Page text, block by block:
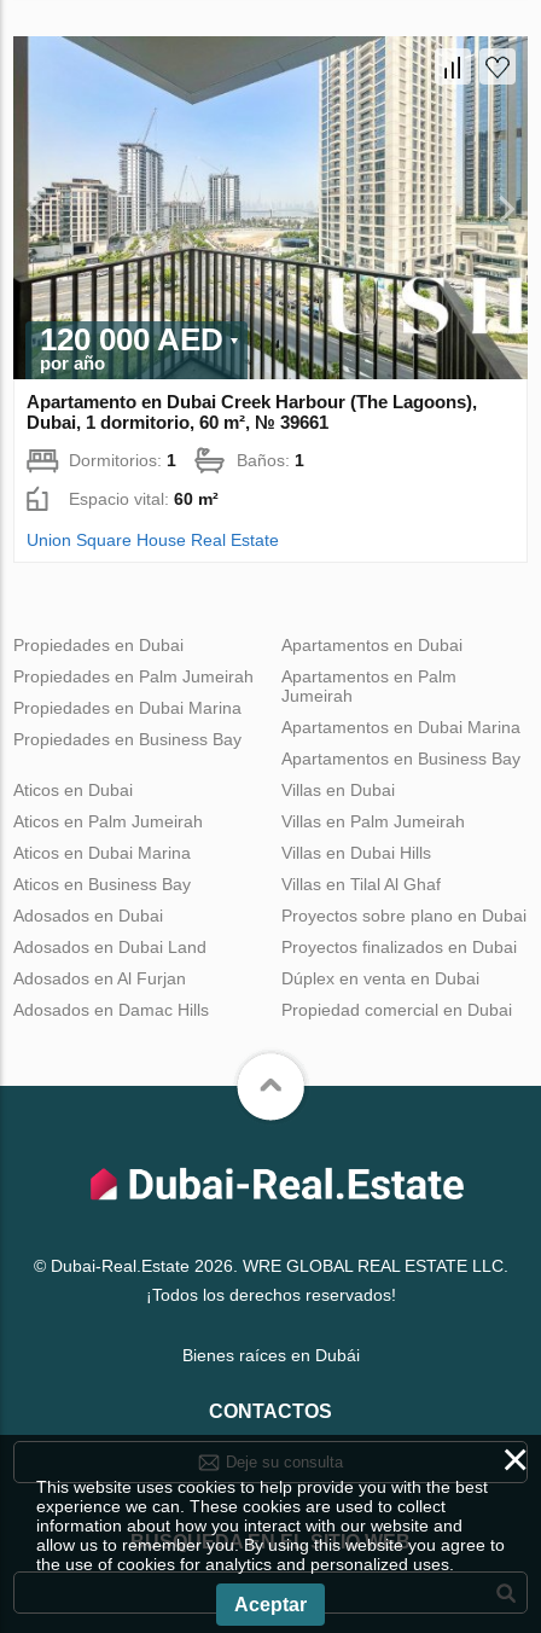
120 000 AED
por año
Apartamento en Dubai Creek Harbour (The Lagoons),
Dubai, 1 dormitorio, 60 m², № 39661
Dormitorios: 1 Baños: 1
Espacio vital:60 m²
Union Square House Real Estate
Propiedades en Dubai
Propiedades en Palm Jumeirah
Propiedades en Dubai Marina
Propiedades en Business Bay
Apartamentos en Dubai
Apartamentos en Palm
Jumeirah
Apartamentos en Dubai Marina
Apartamentos en Business Bay
Aticos en Dubai
Aticos en Palm Jumeirah
Aticos en Dubai Marina
Aticos en Business Bay
Villas en Dubai
Villas en Palm Jumeirah
Villas en Dubai Hills
Villas en Tilal Al Ghaf
Adosados en Dubai
Adosados en Dubai Land
Adosados en Al Furjan
Adosados en Damac Hills
Proyectos sobre plano en Dubai
Proyectos finalizados en Dubai
Dúplex en venta en Dubai
Propiedad comercial en Dubai
© Dubai-Real.Estate 2026. WRE GLOBAL REAL ESTATE LLC.
¡Todos los derechos reservados!
Bienes raíces en Dubái
CONTACTOS
Deje su consulta
BÚSQUEDA EN EL SITIO WEB
×
This website uses cookies to help provide you with the best
experience we can. These cookies are used to collect
information about how you interact with our website and
allow us to remember you. By using this website you agree to
the use of cookies for analytics and personalized uses.
Aceptar